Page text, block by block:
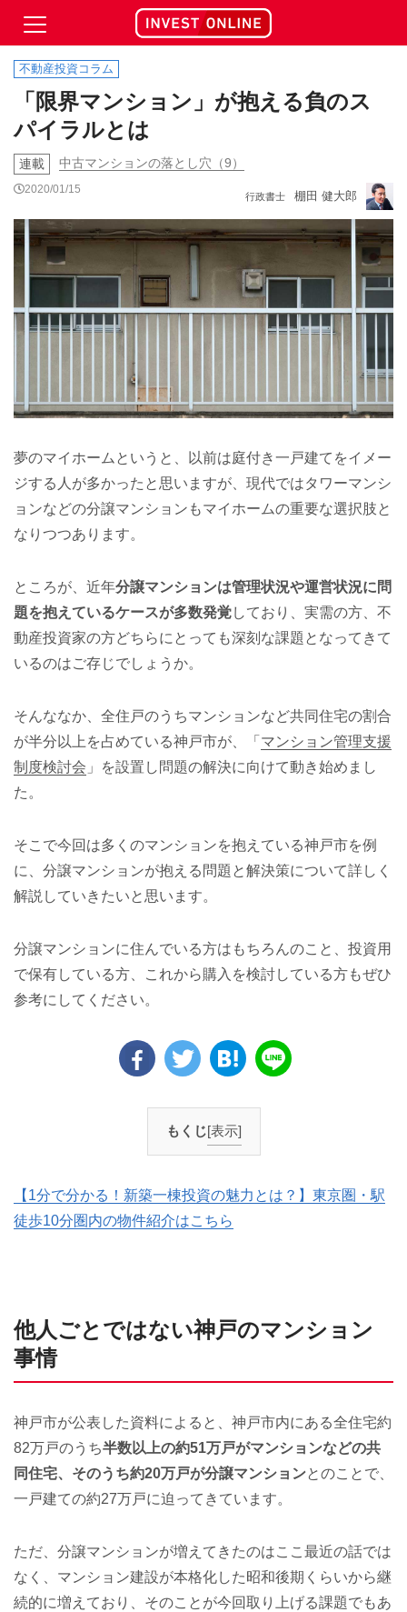
不動産投資コラム
「限界マンション」が抱える負のス
パイラルとは
連載 中古マンションの落とし穴（9）
2020/01/15
行政書士 棚田 健大郎
夢のマイホームというと、以前は庭付き一戸建てをイメー
ジする人が多かったと思いますが、現代ではタワーマンシ
ョンなどの分譲マンションもマイホームの重要な選択肢と
なりつつあります。
ところが、近年分譲マンションは管理状況や運営状況に問
題を抱えているケースが多数発覚しており、実需の方、不
動産投資家の方どちらにとっても深刻な課題となってきて
いるのはご存じでしょうか。
そんななか、全住戸のうちマンションなど共同住宅の割合
が半分以上を占めている神戸市が、「 マンション管理支援
制度検討会 」を設置し問題の解決に向けて動き始めまし
た。
そこで今回は多くのマンションを抱えている神戸市を例
に、分譲マンションが抱える問題と解決策について詳しく
解説していきたいと思います。
分譲マンションに住んでいる方はもちろんのこと、投資用
で保有している方、これから購入を検討している方もぜひ
参考にしてください。
もくじ[表示]
【1分で分かる！新築一棟投資の魅力とは？】東京圏・駅
徒歩10分圏内の物件紹介はこちら
他人ごとではない神戸のマンション
事情
神戸市が公表した資料によると、神戸市内にある全住宅約
82万戸のうち半数以上の約51万戸がマンションなどの共
同住宅、そのうち約20万戸が分譲マンションとのことで、
一戸建ての約27万戸に迫ってきています。
ただ、分譲マンションが増えてきたのはここ最近の話では
なく、マンション建設が本格化した昭和後期くらいから継
続的に増えており、そのことが今回取り上げる課題でもあ